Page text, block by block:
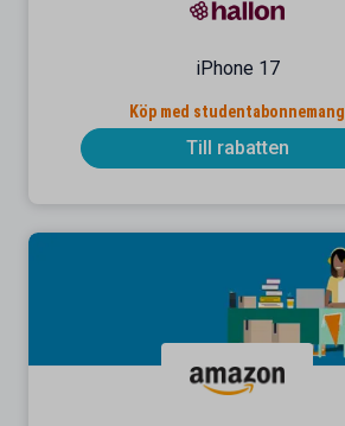
iPhone 17
Köp med studentabonnemang
Till rabatten